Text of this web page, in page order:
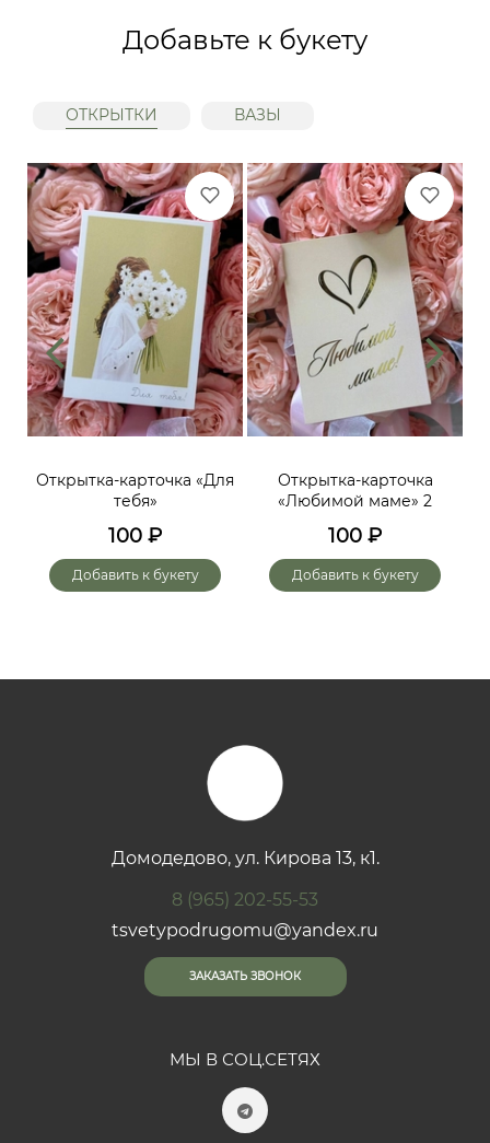
Добавьте к букету
ОТКРЫТКИ ВАЗЫ
Открытка-карточка «Для
тебя»
100 ₽
Добавить к букету
Открытка-карточка
«Любимой маме» 2
100 ₽
Добавить к букету
Домодедово, ул. Кирова 13, к1.
8 (965) 202-55-53
tsvetypodrugomu@yandex.ru
ЗАКАЗАТЬ ЗВОНОК
МЫ В СОЦ.СЕТЯХ